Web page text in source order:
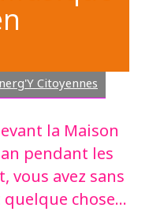
Citoyennes
la Maison
pendant les
vous avez sans
quelque chose…